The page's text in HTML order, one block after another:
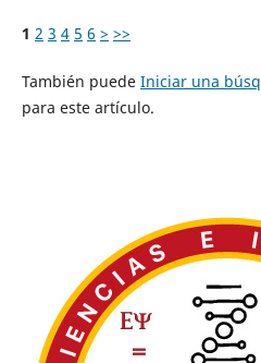
1 2 3 4 5 6 > >>
También puede Iniciar una
para este artículo.